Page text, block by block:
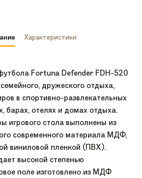
Характеристики
Fortuna Defender FDH-520
дружеского отдыха,
в спортивно-развлекательных
барах, отелях и домах отдыха.
игрового стола выполнены из
современного материала МДФ,
виниловой пленкой (ПВХ).
высокой степенью
поле изготовлено из МДФ